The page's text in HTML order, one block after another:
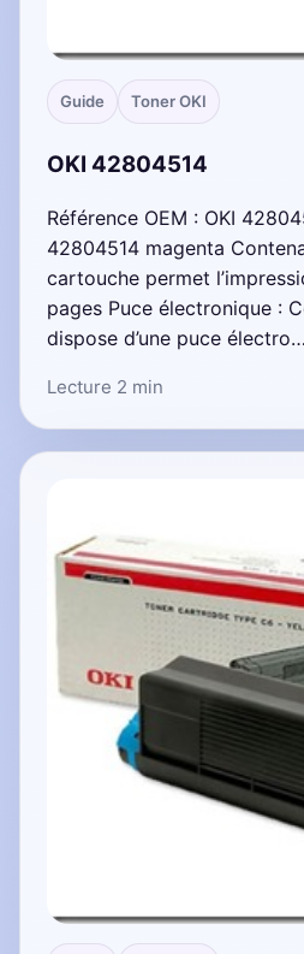
Guide Toner OKI
OKI 42804514
Référence OEM : OKI
42804514 magenta
cartouche permet
pages Puce électronique :
dispose d’une puce électro…
Lecture 2 min